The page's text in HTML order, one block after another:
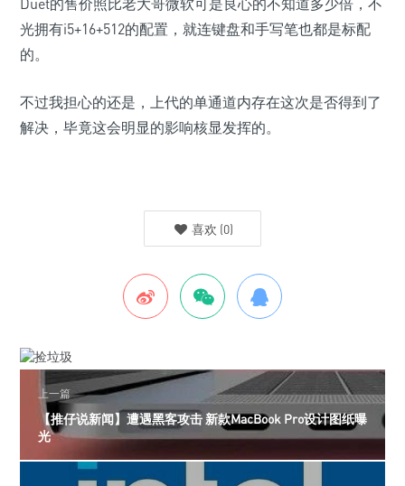
光拥有i5+16+512的配置，就连键盘和手写笔也都是标配
的。
不过我担心的还是，上代的单通道内存在这次是否得到了
解决，毕竟这会明显的影响核显发挥的。
喜欢 (0)
上一篇
【推仔说新闻】遭遇黑客攻击 新款MacBook Pro设计图纸曝
光